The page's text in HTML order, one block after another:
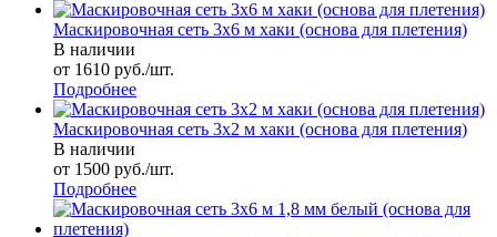
Маскировочная сеть 3х6 м хаки (основа для плетения)
В наличии
от 1610 руб./шт.
Подробнее
Маскировочная сеть 3х2 м хаки (основа для плетения)
В наличии
от 1500 руб./шт.
Подробнее